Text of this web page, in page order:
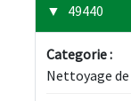
49440
Categorie :
Nettoyage